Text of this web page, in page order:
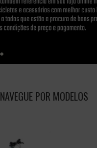
NAVEGUE POR MODELOS